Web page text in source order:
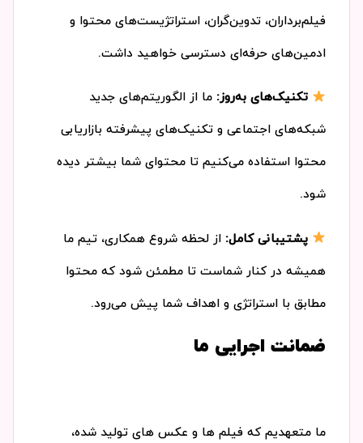
فیلم‌برداران، تدوین‌گران، استراتژیست‌های محتوا و
ادمین‌های حرفه‌ای دسترسی خواهید داشت.
تکنیک‌های به‌روز: ما از الگوریتم‌های جدید
شبکه‌های اجتماعی و تکنیک‌های پیشرفته بازاریابی
محتوا استفاده می‌کنیم تا محتوای شما بیشتر دیده
شود.
پشتیبانی کامل: از لحظه شروع همکاری، تیم ما
همیشه در کنار شماست تا مطمئن شود که محتوا
مطابق با استراتژی و اهداف شما پیش می‌رود.
ضمانت اجرایی ما
ما متعهدیم که فیلم ها و عکس های تولید شده،